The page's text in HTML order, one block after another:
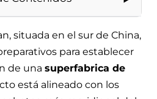
situada en el sur de China,
para establecer
de una superfabrica de
está alineado con los